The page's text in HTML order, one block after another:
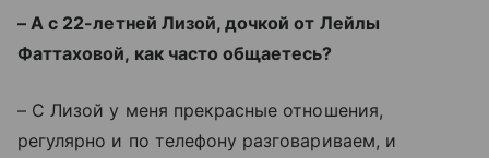
– А с 22-летней Лизой, дочкой от Лейлы
Фаттаховой, как часто общаетесь?
– С Лизой у меня прекрасные отношения,
регулярно и по телефону разговариваем, и